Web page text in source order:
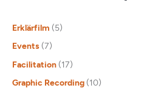
Erklärfilm (5)
Events (7)
Facilitation (17)
Graphic Recording (10)